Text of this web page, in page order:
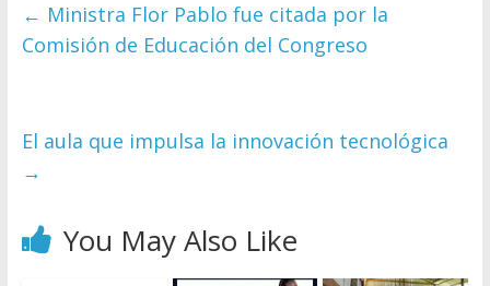
← Ministra Flor Pablo fue citada por la
Comisión de Educación del Congreso
El aula que impulsa la innovación tecnológica
→
You May Also Like